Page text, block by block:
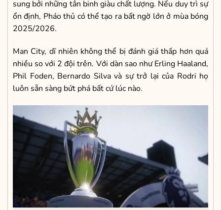
sung bởi những tân binh giàu chất lượng. Nếu duy trì sự
ổn định, Pháo thủ có thể tạo ra bất ngờ lớn ở mùa bóng
2025/2026.
Man City, dĩ nhiên không thể bị đánh giá thấp hơn quá
nhiều so với 2 đội trên. Với dàn sao như Erling Haaland,
Phil Foden, Bernardo Silva và sự trở lại của Rodri họ
luôn sẵn sàng bứt phá bất cứ lúc nào.